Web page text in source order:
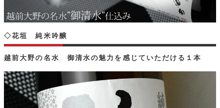
越前大野の名水 御清水の魅力を感じていただける１本
◇花垣 純米吟醸